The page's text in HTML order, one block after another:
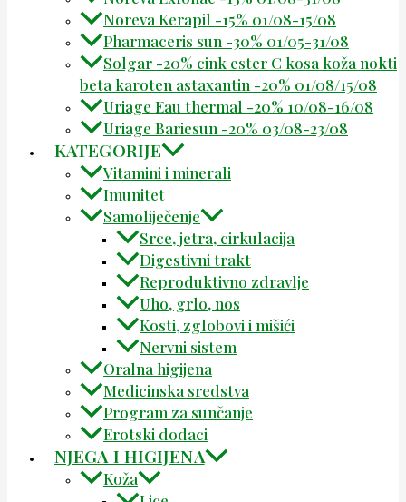
Noreva Kerapil -15% 01/08-15/08
Pharmaceris sun -30% 01/05-31/08
Solgar -20% cink ester C kosa koža nokti
beta karoten astaxantin -20% 01/08/15/08
Uriage Eau thermal -20% 10/08-16/08
Uriage Bariesun -20% 03/08-23/08
KATEGORIJE
Vitamini i minerali
Imunitet
Samoliječenje
Srce, jetra, cirkulacija
Digestivni trakt
Reproduktivno zdravlje
Uho, grlo, nos
Kosti, zglobovi i mišići
Nervni sistem
Oralna higijena
Medicinska sredstva
Program za sunčanje
Erotski dodaci
NJEGA I HIGIJENA
Koža